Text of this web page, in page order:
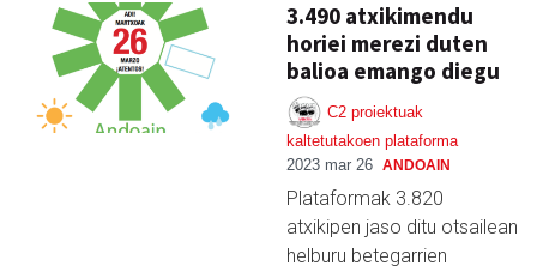
3.490 atxikimendu
horiei merezi duten
balioa emango diegu
C2 proiektuak
kaltetutakoen plataforma
2023 mar 26 ANDOAIN
Plataformak 3.820
atxikipen jaso ditu otsailean
helburu betegarrien